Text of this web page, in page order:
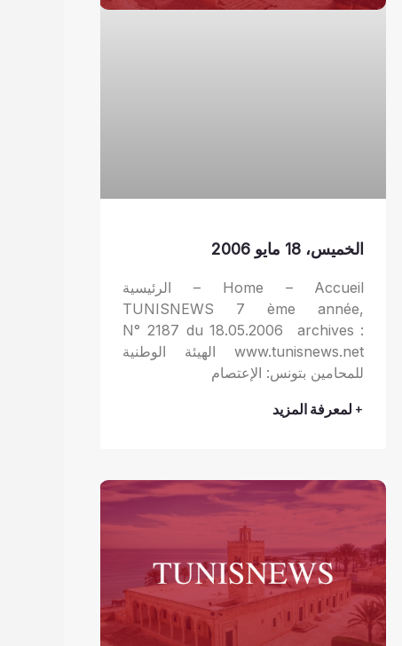
الخميس، 18 مايو 2006
Home – Accueil – الرئيسية
TUNISNEWS 7 ème année,
N° 2187 du 18.05.2006 archives :
www.tunisnews.net الهيئة الوطنية
للمحامين بتونس: الإعتصام
+ لمعرفة المزيد